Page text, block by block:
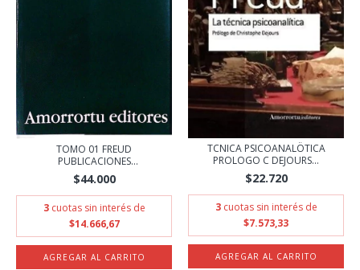
TOMO 01 FREUD
PUBLICACIONES
PREPSICOANAL...
$44.000
3 cuotas sin interés de
$14.666,67
TCNICA PSICOANALÖTICA
PROLOGO C DEJOURS...
$22.720
3 cuotas sin interés de
$7.573,33